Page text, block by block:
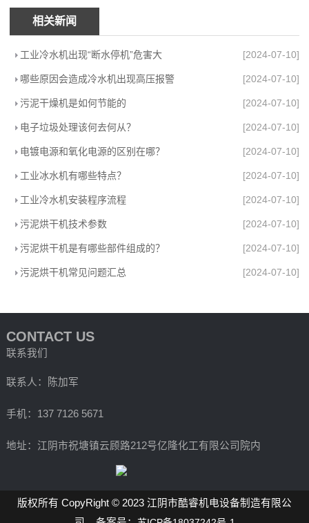
相关新闻
工业冷水机出现“断水停机”危害大 [2024-07-10]
哪些原因会造成冷水机出现高压报警 [2024-07-10]
污泥干燥机是如何节能的 [2024-07-10]
电子垃圾处理该何去何从？ [2024-07-10]
电镀电源和氧化电源的区别在哪？ [2024-07-10]
工业冰水机有哪些特点？ [2024-07-10]
工业冷水机安装程序流程 [2024-07-10]
污泥烘干机技术参数 [2024-07-10]
污泥烘干机是有哪些部件组成的？ [2024-07-10]
污泥烘干机常见问题汇总 [2024-07-10]
CONTACT US
联系我们
联系人：陈加军
手机：137 7126 5671
地址：江阴市祝塘镇云顾路212号亿隆化工有限公司院内
版权所有 CopyRight © 2023 江阴市酷睿机电设备制造有限公